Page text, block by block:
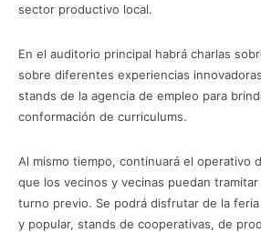
sector productivo local.
En el auditorio principal habrá charlas
sobre diferentes experiencias
stands de la agencia de empleo para
conformación de curriculums.
Al mismo tiempo, continuará el operativo
que los vecinos y vecinas puedan
turno previo. Se podrá disfrutar de la
y popular, stands de cooperativas, de